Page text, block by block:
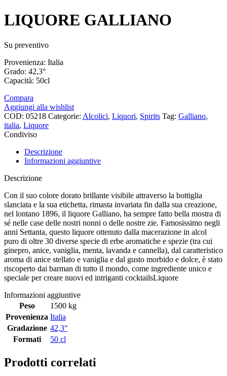
LIQUORE GALLIANO
Su preventivo
Provenienza: Italia
Grado: 42,3°
Capacità: 50cl
Compara
Aggiungi alla wishlist
COD: 05218 Categorie: Alcolici, Liquori, Spirits Tag: Galliano,
italia, Liquore
Condiviso
Descrizione
Informazioni aggiuntive
Descrizione
Con il suo colore dorato brillante visibile attraverso la bottiglia
slanciata e la sua etichetta, rimasta invariata fin dalla sua creazione,
nel lontano 1896, il liquore Galliano, ha sempre fatto bella mostra di
sé nelle case delle nostri nonni o delle nostre zie. Famosissimo negli
anni Settanta, questo liquore ottenuto dalla macerazione in alcol
puro di oltre 30 diverse specie di erbe aromatiche e spezie (tra cui
ginepro, anice, vaniglia, menta, lavanda e cannella), dal caratteristico
aroma di anice stellato e vaniglia e dal gusto morbido e dolce, è stato
riscoperto dai barman di tutto il mondo, come ingrediente unico e
speciale per creare nuovi ed intriganti cocktailsLiquore
Informazioni aggiuntive
Peso
1500 kg
Provenienza Italia
Gradazione 42,3°
Formati
50 cl
Prodotti correlati